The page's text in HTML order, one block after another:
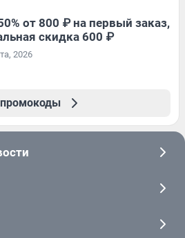
от 800 ₽ на первый заказ,
скидка 600 ₽
2026
промокоды